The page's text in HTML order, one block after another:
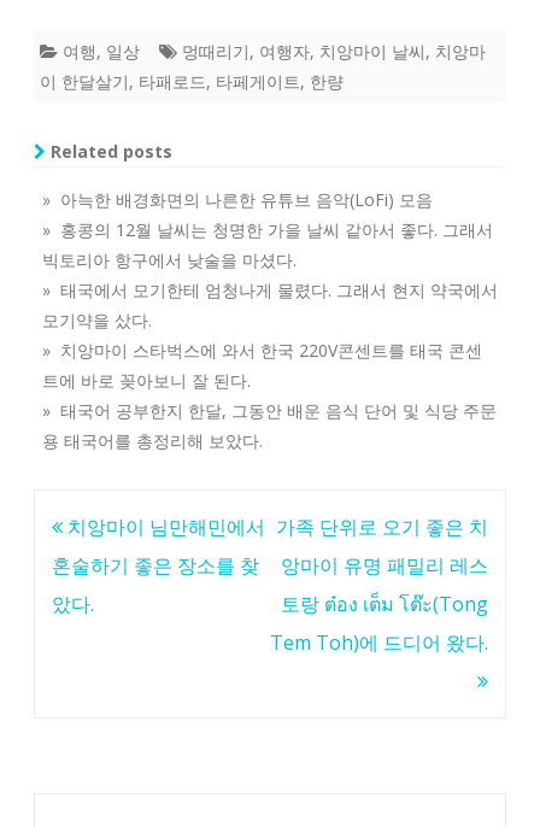
여행, 일상 멍때리기, 여행자, 치앙마이 날씨, 치앙마
이 한달살기, 타패로드, 타페게이트, 한량
Related posts
» 아늑한 배경화면의 나른한 유튜브 음악(LoFi) 모음
» 홍콩의 12월 날씨는 청명한 가을 날씨 같아서 좋다. 그래서
빅토리아 항구에서 낮술을 마셨다.
» 태국에서 모기한테 엄청나게 물렸다. 그래서 현지 약국에서
모기약을 샀다.
» 치앙마이 스타벅스에 와서 한국 220V콘센트를 태국 콘센
트에 바로 꽂아보니 잘 된다.
» 태국어 공부한지 한달, 그동안 배운 음식 단어 및 식당 주문
용 태국어를 총정리해 보았다.
글
탐
색
치앙마이 님만해민에서
혼술하기 좋은 장소를 찾
았다.
가족 단위로 오기 좋은 치
앙마이 유명 패밀리 레스
토랑 ต๋อง เต็ม โต๊ะ(Tong
Tem Toh)에 드디어 왔다.